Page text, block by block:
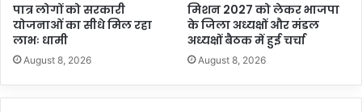
पात्र लोगों को सरकारी
योजनाओं का सीधे मिल रहा
लाभः धामी
August 8, 2026
मिशन 2027 को लेकर भाजपा
के जिला अध्यक्षों और मंडल
अध्यक्षों बैठक में हुई चर्चा
August 8, 2026